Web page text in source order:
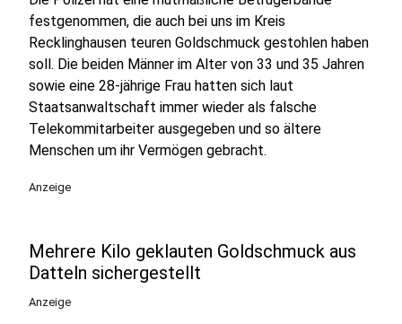
festgenommen, die auch bei uns im Kreis
Recklinghausen teuren Goldschmuck gestohlen haben
soll. Die beiden Männer im Alter von 33 und 35 Jahren
sowie eine 28-jährige Frau hatten sich laut
Staatsanwaltschaft immer wieder als falsche
Telekommitarbeiter ausgegeben und so ältere
Menschen um ihr Vermögen gebracht.
Anzeige
Mehrere Kilo geklauten Goldschmuck aus
Datteln sichergestellt
Anzeige